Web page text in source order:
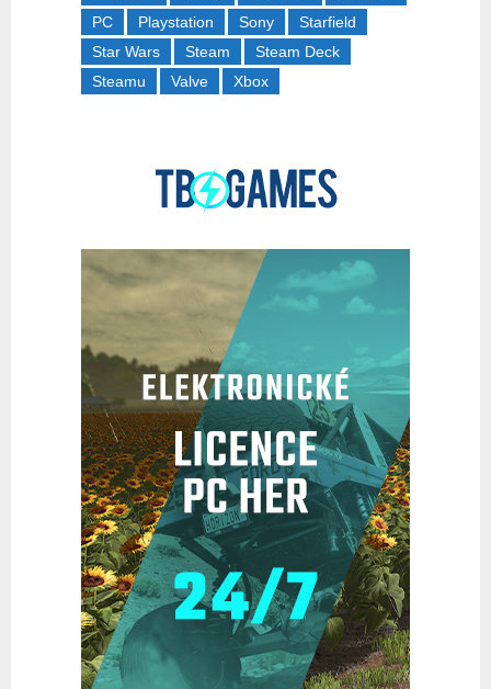
PC
Playstation Sony
Starfield
Star Wars
Steam
Steam Deck
Steamu
Valve Xbox